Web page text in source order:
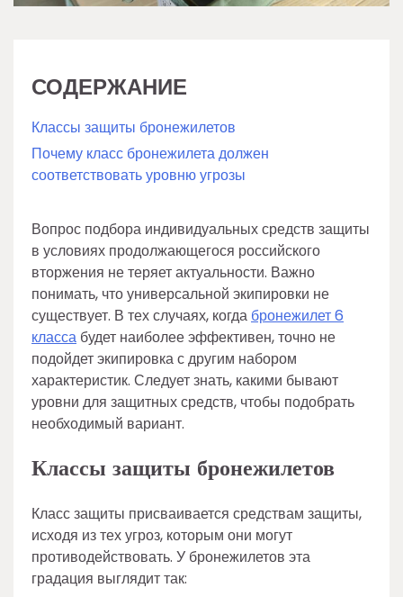
СОДЕРЖАНИЕ
Классы защиты бронежилетов
Почему класс бронежилета должен
соответствовать уровню угрозы
Вопрос подбора индивидуальных средств защиты
в условиях продолжающегося российского
вторжения не теряет актуальности. Важно
понимать, что универсальной экипировки не
существует. В тех случаях, когда бронежилет 6
класса будет наиболее эффективен, точно не
подойдет экипировка с другим набором
характеристик. Следует знать, какими бывают
уровни для защитных средств, чтобы подобрать
необходимый вариант.
Классы защиты бронежилетов
Класс защиты присваивается средствам защиты,
исходя из тех угроз, которым они могут
противодействовать. У бронежилетов эта
градация выглядит так: